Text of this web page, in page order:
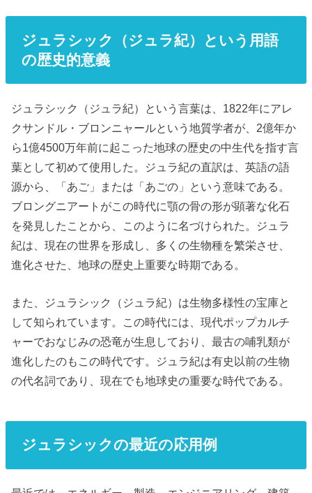
ジュラシック（ジュラ紀）
という用語
の歴史的意義
ジュラシック（ジュラ紀）という言葉は、1822年にアレ
クサンドル・ブロンニャールという地質学者が、2億年か
ら1億4500万年前に起こった地球の歴史の中生代を指す言
葉として初めて使用した。ジュラ紀の直訳は、英語の語
源から、「あご」または「あごの」という意味である。
ブロングニアートがこの時代に顎の骨の形が顕著な化石
を発見したことから、このように名づけられた。ジュラ
紀は、現在の世界を形成し、多くの生物種を繁栄させ、
進化させた、地球の歴史上重要な時期である。
また、ジュラシック（ジュラ紀）は生物多様性の宝庫と
して知られています。この時代には、現代ポップカルチ
ャーでおなじみの恐竜が生息しており、最古の哺乳類が
進化したのもこの時代です。ジュラ紀は有史以前の生物
の代名詞であり、現在でも地球史の重要な時代である。
ジュラシックの最近の応用例